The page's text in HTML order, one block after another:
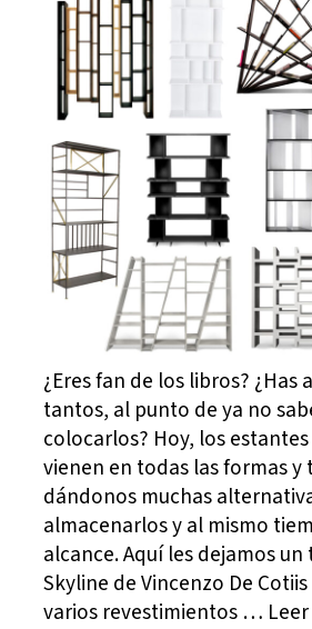
¿Eres fan de los libros? ¿Has
tantos, al punto de ya no
colocarlos? Hoy, los
vienen en todas las formas y
dándonos muchas
almacenarlos y al mismo
alcance. Aquí les dejamos
Skyline de Vincenzo De
varios revestimientos … Leer